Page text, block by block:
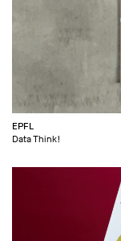
EPFL
Data Think!